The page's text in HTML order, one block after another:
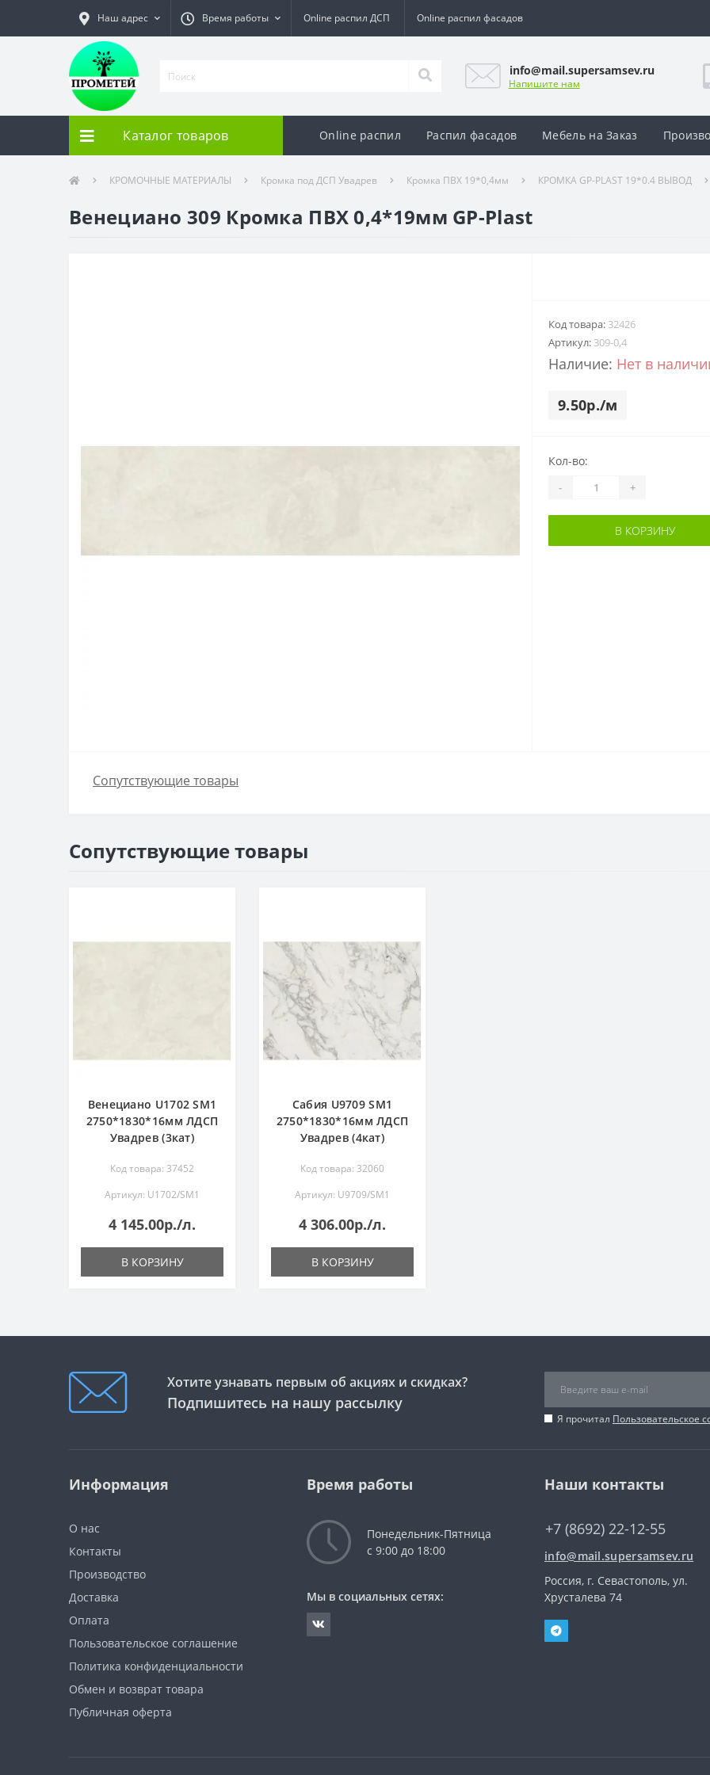
Наш адрес Время работы Online распил ДСП Online распил фасадов
info@mail.supersamsev.ru
Напишите нам
Каталог товаров Online распил Распил фасадов Мебель на Заказ
КРОМОЧНЫЕ МАТЕРИАЛЫ Кромка под ДСП Увадрев Кромка ПВХ 19*0,4мм КРОМКА GP-PLAST 19*0.4 ВЫВОД
Венециано 309 Кромка ПВХ 0,4*19мм GP-Plast
Код товара: 32426
Артикул: 309-0,4
Наличие: Нет в
9.50р./м
Кол-во:
- +
В КОРЗИНУ
Сопутствующие товары
Сопутствующие товары
Венециано U1702 SM1
2750*1830*16мм ЛДСП
Увадрев (3кат)
Код товара: 37452
Артикул: U1702/SM1
4 145.00р./л.
В КОРЗИНУ
Сабия U9709 SM1
2750*1830*16мм ЛДСП
Увадрев (4кат)
Код товара: 32060
Артикул: U9709/SM1
4 306.00р./л.
В КОРЗИНУ
Хотите узнавать первым об акциях и скидках?
Подпишитесь на нашу рассылку
Я прочитал Пользовательское
Информация
О нас
Контакты
Производство
Доставка
Оплата
Пользовательское соглашение
Политика конфиденциальности
Обмен и возврат товара
Публичная оферта
Время работы
Понедельник-Пятница
с 9:00 до 18:00
Мы в социальных сетях:
Наши контакты
+7 (8692) 22-12-55
info@mail.supersamsev.ru
Россия, г. Севастополь, ул.
Хрусталева 74